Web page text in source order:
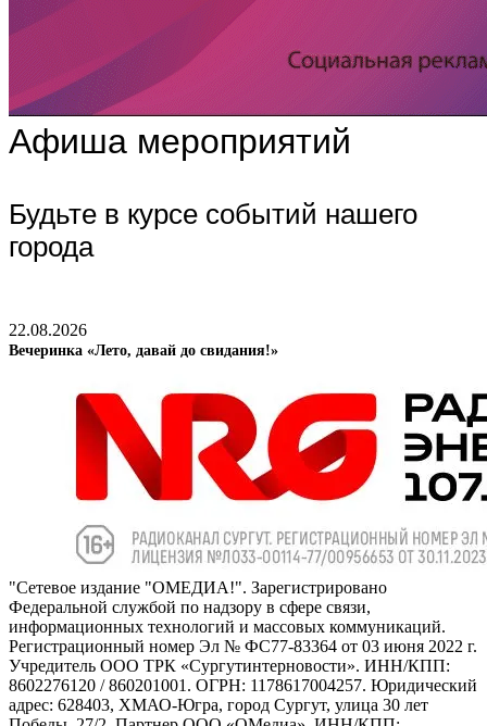
Афиша мероприятий
Будьте в курсе событий нашего
города
22.08.2026
Вечеринка «Лето, давай до свидания!»
"Сетевое издание "ОМЕДИА!". Зарегистрировано
Федеральной службой по надзору в сфере связи,
информационных технологий и массовых коммуникаций.
Регистрационный номер Эл № ФС77-83364 от 03 июня 2022 г.
Учредитель ООО ТРК «Сургутинтерновости». ИНН/КПП:
8602276120 / 860201001. ОГРН: 1178617004257. Юридический
адрес: 628403, ХМАО-Югра, город Сургут, улица 30 лет